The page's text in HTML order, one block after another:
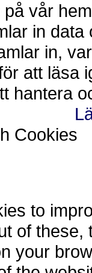
vår
in
in,
att läsa
hantera
Cookies
to
of
your